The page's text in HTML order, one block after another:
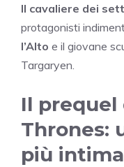
Il cavaliere dei
protagonisti
l’Alto e il giovane
Targaryen.
Il prequel
Thrones:
più intima